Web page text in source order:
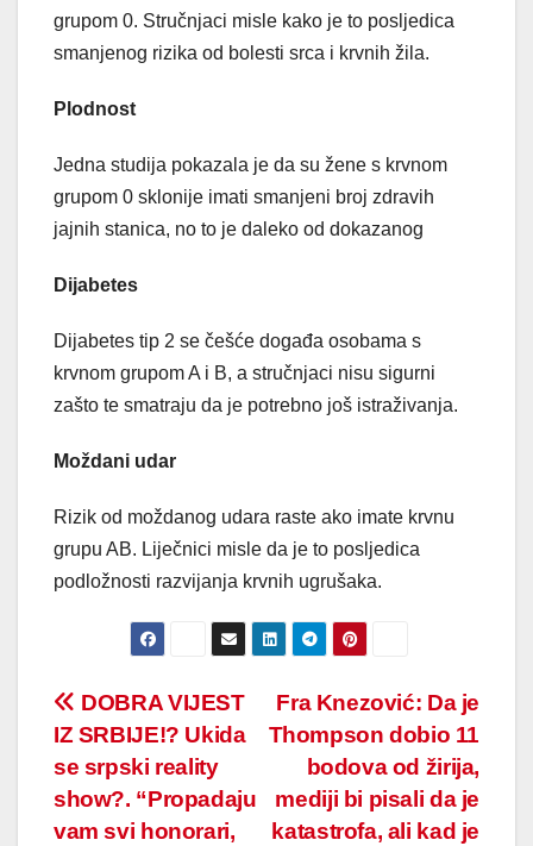
grupom 0. Stručnjaci misle kako je to posljedica
smanjenog rizika od bolesti srca i krvnih žila.
Plodnost
Jedna studija pokazala je da su žene s krvnom
grupom 0 sklonije imati smanjeni broj zdravih
jajnih stanica, no to je daleko od dokazanog
Dijabetes
Dijabetes tip 2 se češće događa osobama s
krvnom grupom A i B, a stručnjaci nisu sigurni
zašto te smatraju da je potrebno još istraživanja.
Moždani udar
Rizik od moždanog udara raste ako imate krvnu
grupu AB. Liječnici misle da je to posljedica
podložnosti razvijanja krvnih ugrušaka.
Post
navigation
Fra Knezović: Da je
Thompson dobio 11
bodova od žirija,
mediji bi pisali da je
katastrofa, ali kad je
DOBRA VIJEST
IZ SRBIJE!? Ukida
se srpski reality
show?. “Propadaju
vam svi honorari,